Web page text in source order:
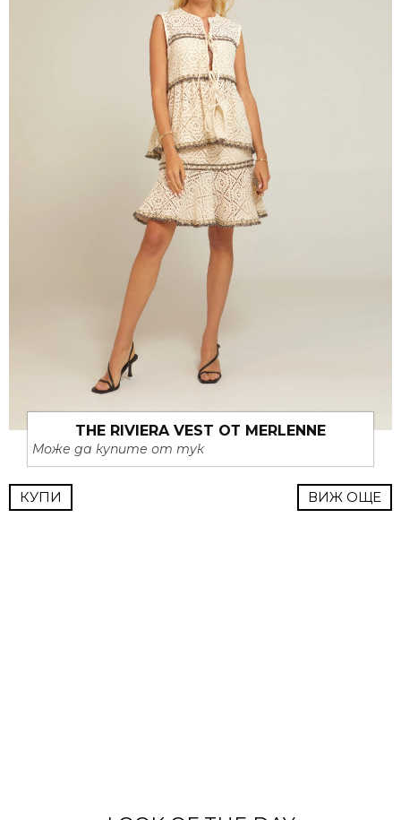
THE RIVIERA VEST ОТ MERLENNE
Може да купите от тук
КУПИ ВИЖ ОЩЕ